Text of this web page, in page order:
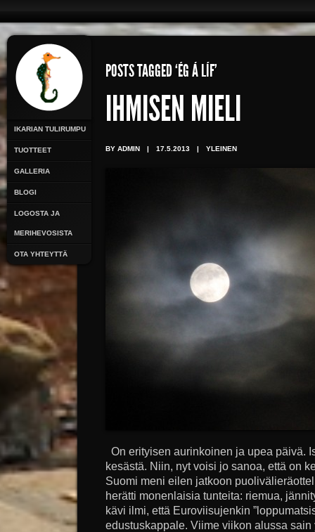
IKARIAN TULIRUMPU
TUOTTEET
GALLERIA
BLOGI
LOGOSTA JA
MERIHEVOSISTA
OTA YHTEYTTÄ
POSTS TAGGED ‘ÉG Á LÍF’
IHMISEN MIELI
BY ADMIN | 17.5.2013 | YLEINEN
On erityisen aurinkoinen ja upea päivä.
kesästä. Niin, nyt voisi jo sanoa, että on
Suomi meni eilen jatkoon
herätti monenlaisia tunteita: riemua,
kävi ilmi, että Euroviisujenkin
edustuskappale. Viime viikon alussa